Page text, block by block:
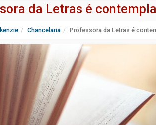
da Letras é
Chancelaria Professora da Letras é